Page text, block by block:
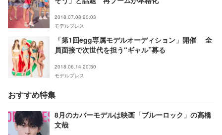
2018.07.08 20:03
モデルプレス
「第1回egg専属モデルオーディション」開催 全
員面接で次世代を担う“ギャル”募る
2018.06.14 20:30
モデルプレス
おすすめ特集
8月のカバーモデルは映画「ブルーロック」の高橋
文哉